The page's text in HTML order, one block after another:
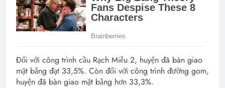
Đối với công trình cầu Rạch Miễu 2, huyện đã bàn giao
mặt bằng đạt 33,5%. Còn đối với công trình đường gom,
huyện đã bàn giao mặt bằng hơn 33,3%.